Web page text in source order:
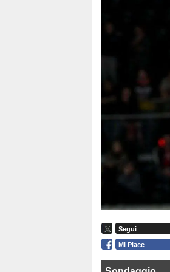
Segui
Mi Piace